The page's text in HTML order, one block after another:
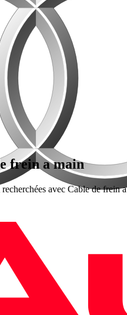
frein a main
avec Cable de frein